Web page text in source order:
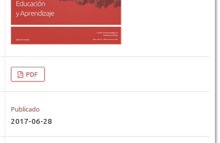
PDF
Publicado
2017-06-28